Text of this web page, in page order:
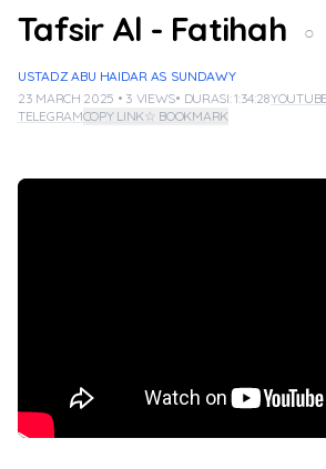
Tafsir Al - Fatihah ○
USTADZ ABU HAIDAR AS SUNDAWY
23 MARCH 2025 • 3 VIEWS• DURASI: 1:34:28
TELEGRAMCOPY LINK☆ BOOKMARK